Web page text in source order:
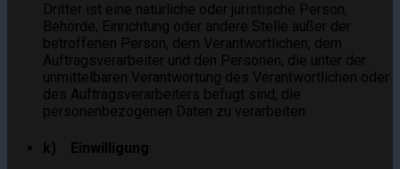
Dritter ist eine natürliche oder juristische Person,
Behörde, Einrichtung oder andere Stelle außer der
betroffenen Person, dem Verantwortlichen, dem
Auftragsverarbeiter und den Personen, die unter der
unmittelbaren Verantwortung des Verantwortlichen oder
des Auftragsverarbeiters befugt sind, die
personenbezogenen Daten zu verarbeiten.
k) Einwilligung